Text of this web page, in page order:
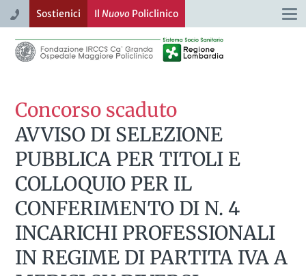
Sostienici Il NuovoPoliclinico
Concorso scaduto
AVVISO DI SELEZIONE
PUBBLICA PER TITOLI E
COLLOQUIO PER IL
CONFERIMENTO DI N. 4
INCARICHI PROFESSIONALI
IN REGIME DI PARTITA IVA A